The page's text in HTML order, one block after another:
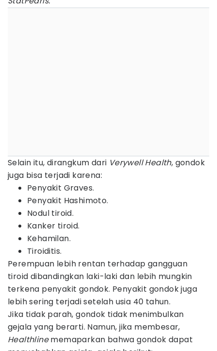
Selain itu, dirangkum dari Verywell Health, gondok
juga bisa terjadi karena:
Penyakit Graves.
Penyakit Hashimoto.
Nodul tiroid.
Kanker tiroid.
Kehamilan.
Tiroiditis.
Perempuan lebih rentan terhadap gangguan
tiroid dibandingkan laki-laki dan lebih mungkin
terkena penyakit gondok. Penyakit gondok juga
lebih sering terjadi setelah usia 40 tahun.
Jika tidak parah, gondok tidak menimbulkan
gejala yang berarti. Namun, jika membesar,
Healthlinememaparkan bahwa gondok dapat